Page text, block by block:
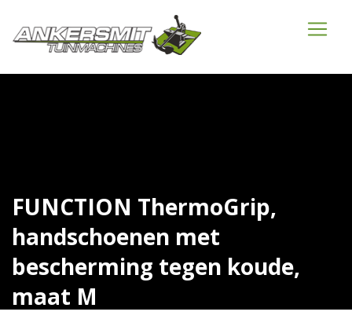
FUNCTION ThermoGrip,
handschoenen met
bescherming tegen koude,
maat M